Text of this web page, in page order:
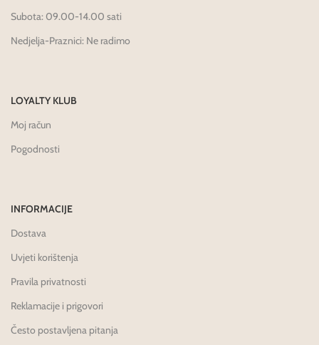
Subota: 09.00-14.00 sati
Nedjelja-Praznici: Ne radimo
LOYALTY KLUB
Moj račun
Pogodnosti
INFORMACIJE
Dostava
Uvjeti korištenja
Pravila privatnosti
Reklamacije i prigovori
Često postavljena pitanja